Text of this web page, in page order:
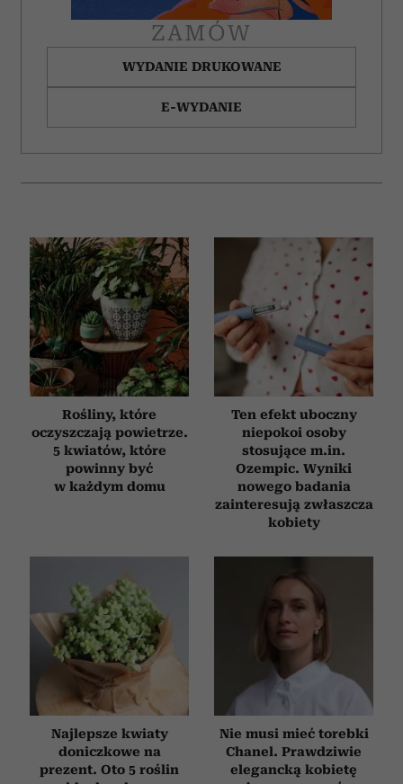
ZAMÓW
WYDANIE DRUKOWANE
E-WYDANIE
Rośliny, które
oczyszczają powietrze.
5 kwiatów, które
powinny być
w każdym domu
Ten efekt uboczny
niepokoi osoby
stosujące m.in.
Ozempic. Wyniki
nowego badania
zainteresują zwłaszcza
kobiety
Najlepsze kwiaty
doniczkowe na
prezent. Oto 5 roślin
Nie musi mieć torebki
Chanel. Prawdziwie
elegancką kobietę